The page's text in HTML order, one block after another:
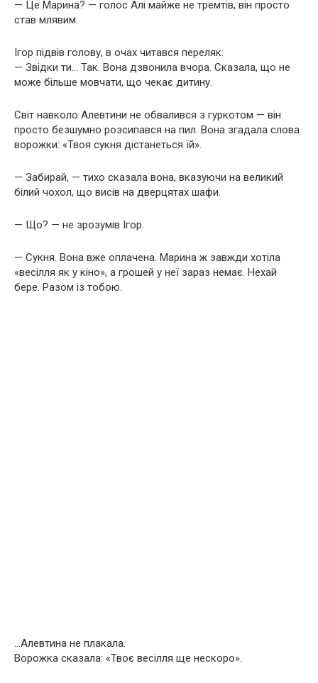
— Це Марина? — голос Алі майже не тремтів, він просто
став млявим.
Ігор підвів голову, в очах читався переляк:
— Звідки ти… Так. Вона дзвонила вчора. Сказала, що не
може більше мовчати, що чекає дитину.
Світ навколо Алевтини не обвалився з гуркотом — він
просто безшумно розсипався на пил. Вона згадала слова
ворожки: «Твоя сукня дістанеться їй».
— Забирай, — тихо сказала вона, вказуючи на великий
білий чохол, що висів на дверцятах шафи.
— Що? — не зрозумів Ігор.
— Сукня. Вона вже оплачена. Марина ж завжди хотіла
«весілля як у кіно», а грошей у неї зараз немає. Нехай
бере. Разом із тобою.
…Алевтина не плакала.
Ворожка сказала: «Твоє весілля ще нескоро».